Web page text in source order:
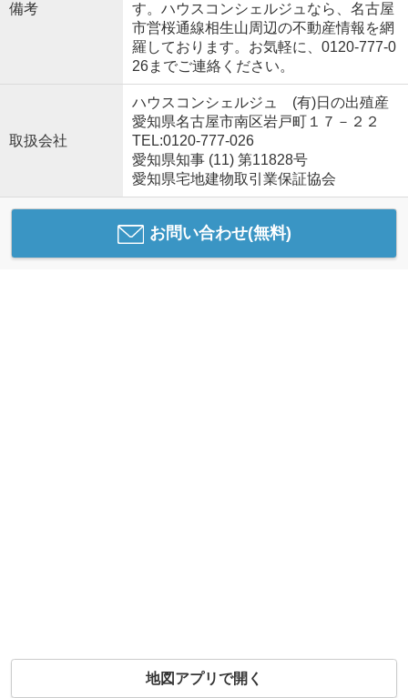
備考
す。ハウスコンシェルジュなら、名古屋
市営桜通線相生山周辺の不動産情報を網
羅しております。お気軽に、0120-777-0
26までご連絡ください。
取扱会社
ハウスコンシェルジュ (有)日の出殖産
愛知県名古屋市南区岩戸町１７－２２
TEL:0120-777-026
愛知県知事 (11) 第11828号
愛知県宅地建物取引業保証協会
お問い合わせ(無料)
地図アプリで開く